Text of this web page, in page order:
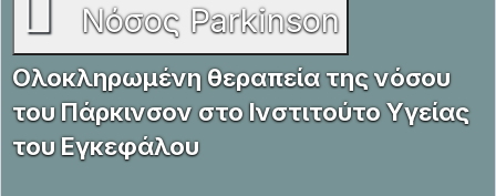
Νόσος Parkinson
Ολοκληρωμένη θεραπεία της νόσου
του Πάρκινσον στο Ινστιτούτο Υγείας
του Εγκεφάλου